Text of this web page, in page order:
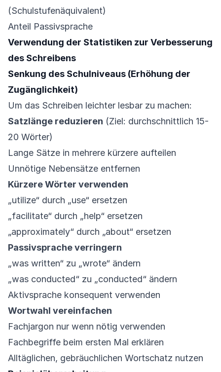
(Schulstufenäquivalent)
Anteil Passivsprache
Verwendung der Statistiken zur Verbesserung
des Schreibens
Senkung des Schulniveaus (Erhöhung der
Zugänglichkeit)
Um das Schreiben leichter lesbar zu machen:
Satzlänge reduzieren (Ziel: durchschnittlich 15-
20 Wörter)
Lange Sätze in mehrere kürzere aufteilen
Unnötige Nebensätze entfernen
Kürzere Wörter verwenden
„utilize“ durch „use“ ersetzen
„facilitate“ durch „help“ ersetzen
„approximately“ durch „about“ ersetzen
Passivsprache verringern
„was written“ zu „wrote“ ändern
„was conducted“ zu „conducted“ ändern
Aktivsprache konsequent verwenden
Wortwahl vereinfachen
Fachjargon nur wenn nötig verwenden
Fachbegriffe beim ersten Mal erklären
Alltäglichen, gebräuchlichen Wortschatz nutzen